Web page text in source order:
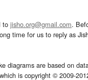
to jisho.org@gmail.com.
time for us to reply as
diagrams are based on
is copyright © 2009-